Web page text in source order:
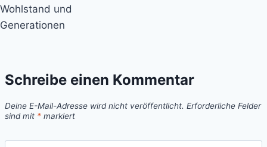
Wohlstand und
Generationen
Schreibe einen Kommentar
Deine E-Mail-Adresse wird nicht veröffentlicht. Erforderliche Felder
sind mit * markiert